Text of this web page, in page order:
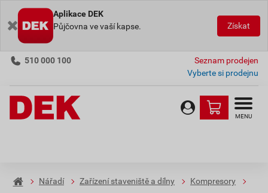
Aplikace DEK
Půjčovna ve vaší kapse.
Získat
510 000 100
Seznam prodejen
Vyberte si prodejnu
MENU
Nářadí Zařízení staveniště a dílny
Kompresory